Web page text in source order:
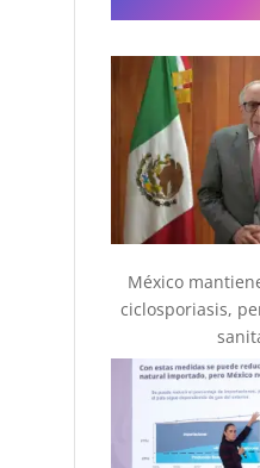
México
ciclosporiasis,